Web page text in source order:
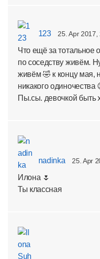
123 25. Apr 2017,
Что ещё за тотальное
по соседству живём.
живём 🤣 к концу мая,
никакого одиночества
Пы.сы. девочкой быть
nadinka 25. Apr
Илона 🌷
Ты классная